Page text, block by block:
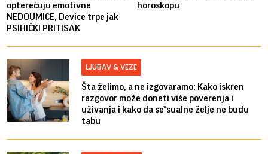
opterećuju emotivne
NEDOUMICE, Device trpe jak
PSIHIČKI PRITISAK
horoskopu
LJUBAV & VEZE
Šta želimo, a ne izgovaramo: Kako iskren
razgovor može doneti više poverenja i
uživanja i kako da se*sualne želje ne budu
tabu